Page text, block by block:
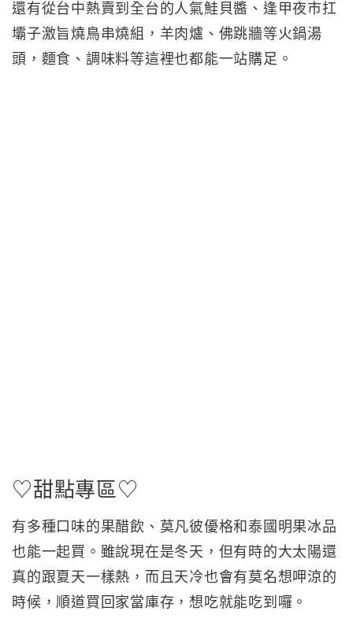
還有從台中熱賣到全台的人氣鮭貝醬、逢甲夜市扛
壩子激旨燒鳥串燒組，羊肉爐、佛跳牆等火鍋湯
頭，麵食、調味料等這裡也都能一站購足。
♡甜點專區♡
有多種口味的果醋飲、莫凡彼優格和泰國明果冰品
也能一起買。雖說現在是冬天，但有時的大太陽還
真的跟夏天一樣熱，而且天冷也會有莫名想呷涼的
時候，順道買回家當庫存，想吃就能吃到囉。